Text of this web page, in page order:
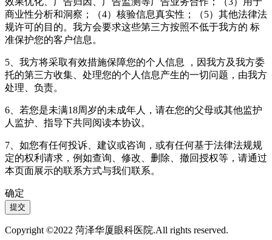
商业性分析和洞察；（4）核验信息真实性；（5）其他法律法
规许可的目的。我方会要求这些第三方按照不低于我方的 标
准保护您的客户信息。
5、我方将采取有效措施保障您的个人信息 ，因我方及我方委
托的第三方收集、处理您的个人信息产生的一切问题，由我方
处理、负责。
6、若您是未满18周岁的未成年人，请在您的父母或其他监护
人监护、指导下共同阅读本协议。
7、如您有任何投诉、建议或咨询，或有任何基于法律法规规
定的权利请求，例如查询、修改、删除、撤回授权等，请通过
本页面展示的联系方式与我们联系。
确定
提交
Copyright ©2022 菏泽华厦眼科医院.All rights reserved.